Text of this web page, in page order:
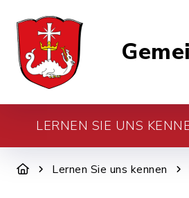
LERNEN SIE UNS
Lernen Sie uns kennen